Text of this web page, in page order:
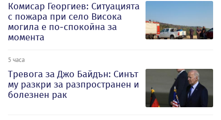
Комисар Георгиев: Ситуацията
с пожара при село Висока
могила е по-спокойна за
момента
5 часа
Тревога за Джо Байдън: Синът
му разкри за разпространен и
болезнен рак